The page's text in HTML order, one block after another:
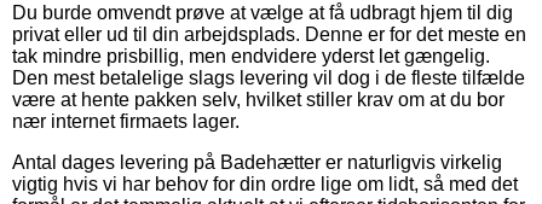
Du burde omvendt prøve at vælge at få udbragt hjem til dig
privat eller ud til din arbejdsplads. Denne er for det meste en
tak mindre prisbillig, men endvidere yderst let gængelig.
Den mest betalelige slags levering vil dog i de fleste tilfælde
være at hente pakken selv, hvilket stiller krav om at du bor
nær internet firmaets lager.
Antal dages levering på Badehætter er naturligvis virkelig
vigtig hvis vi har behov for din ordre lige om lidt, så med det